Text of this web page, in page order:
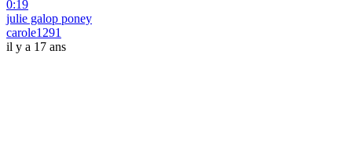
0:19
julie galop poney
carole1291
il y a 17 ans